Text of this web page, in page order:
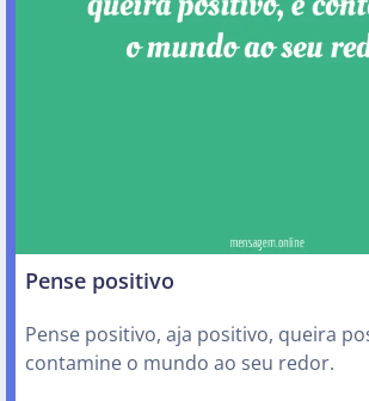
Pense positivo
Pense positivo, aja positivo, queira
contamine o mundo ao seu redor.